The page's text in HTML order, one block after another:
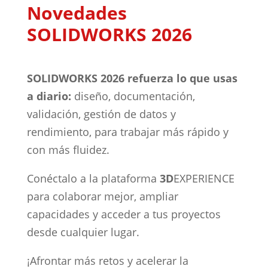
Novedades
SOLIDWORKS 2026
SOLIDWORKS 2026 refuerza lo que usas
a diario: diseño, documentación,
validación, gestión de datos y
rendimiento, para trabajar más rápido y
con más fluidez.
Conéctalo a la plataforma 3DEXPERIENCE
para colaborar mejor, ampliar
capacidades y acceder a tus proyectos
desde cualquier lugar.
¡Afrontar más retos y acelerar la